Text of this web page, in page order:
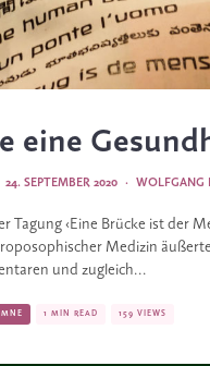
eine
WOLFGANG
·
24. SEPTEMBER 2020
Tagung ‹Eine Brücke ist der
Medizin
und zugleich...
1 MIN READ 159 VIEWS